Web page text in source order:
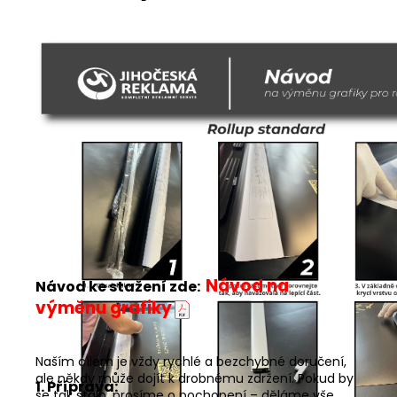
1. Příprava:
Návod ke stažení zde: Návod na
výměnu grafiky
Naším cílem je vždy rychlé a bezchybné doručení,
ale někdy může dojít k drobnému zdržení. Pokud by